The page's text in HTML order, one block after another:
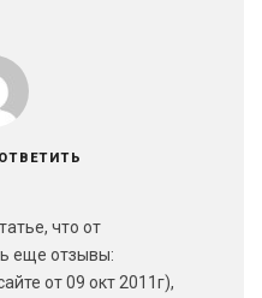
ОТВЕТИТЬ
что от
еще отзывы:
от 09 окт 2011г),